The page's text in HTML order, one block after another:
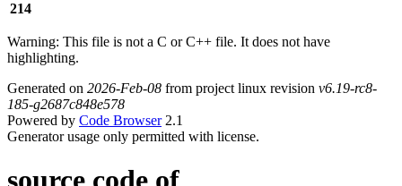
214
Warning: This file is not a C or C++ file. It does not have
highlighting.
Generated on 2026-Feb-08 from project linux revision v6.19-rc8-
185-g2687c848e578
Powered by Code Browser2.1
Generator usage only permitted with license.